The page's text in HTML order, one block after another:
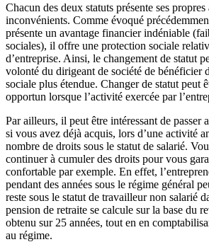
Chacun des deux statuts présente ses propres
inconvénients. Comme évoqué
présente un avantage financier indéniable
sociales), il offre une protection sociale
d’entreprise. Ainsi, le changement de statut
volonté du dirigeant de société de bénéficier
sociale plus étendue. Changer de statut peut
opportun lorsque l’activité exercée par
Par ailleurs, il peut être intéressant de passer
si vous avez déjà acquis, lors d’une activité
nombre de droits sous le statut de salarié.
continuer à cumuler des droits pour vous
confortable par exemple. En effet,
pendant des années sous le régime général
reste sous le statut de travailleur non salarié
pension de retraite se calcule sur la base du
obtenu sur 25 années, tout en en
au régime.